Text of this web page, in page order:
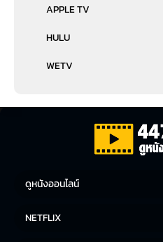
APPLE TV
HULU
WETV
ดูหนังออนไลน์
NETFLIX